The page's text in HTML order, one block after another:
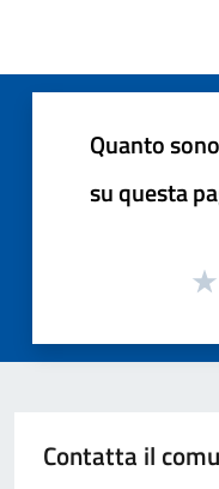
Quanto
su questa
Contatta il